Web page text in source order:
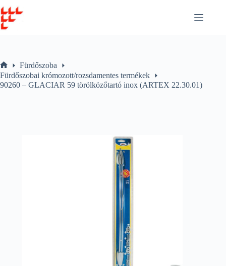
to
content
Home
Fürdőszoba
Fürdőszobai krómozott/rozsdamentes termékek
90260 – GLACIAR 59 törölközőtartó inox (ARTEX 22.30.01)